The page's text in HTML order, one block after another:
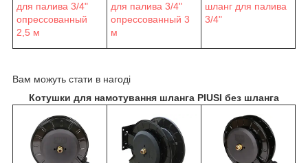
для палива 3/4"
опрессованный
2,5 м
для палива 3/4"
опрессованный 3
м
шланг для палива
3/4"
Вам можуть стати в нагоді
Котушки для намотування шланга PIUSI без шланга